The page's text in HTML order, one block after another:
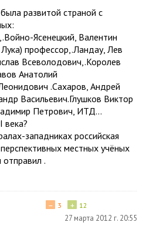
развитой страной с
Ясенецкий, Валентин
профессор,.Ландау, Лев
Всеволодович,.Королев
Анатолий
.Сахаров, Андрей
Васильевич.Глушков Виктор
Петрович, ИТД...
века?
западниках российская
местных учёных
.
+ 12
− 3
27 марта 2012 г. 20:55